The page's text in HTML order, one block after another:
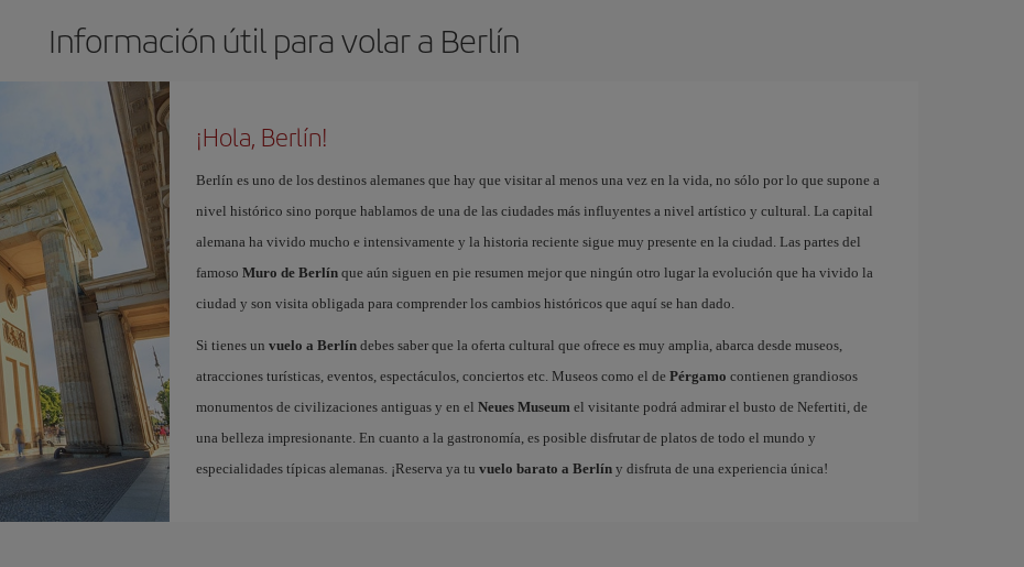
Información útil para volar a Berlín
¡Hola, Berlín!
Berlín es uno de los destinos alemanes que hay que visitar al menos una vez en la vida, no sólo por lo que supone a
nivel histórico sino porque hablamos de una de las ciudades más influyentes a nivel artístico y cultural. La capital
alemana ha vivido mucho e intensivamente y la historia reciente sigue muy presente en la ciudad. Las partes del
famoso Muro de Berlínque aún siguen en pie resumen mejor que ningún otro lugar la evolución que ha vivido la
ciudad y son visita obligada para comprender los cambios históricos que aquí se han dado.
Si tienes un vuelo a Berlíndebes saber que la oferta cultural que ofrece es muy amplia, abarca desde museos,
atracciones turísticas, eventos, espectáculos, conciertos etc. Museos como el de Pérgamo contienen grandiosos
monumentos de civilizaciones antiguas y en el Neues Museumel visitante podrá admirar el busto de Nefertiti, de
una belleza impresionante. En cuanto a la gastronomía, es posible disfrutar de platos de todo el mundo y
especialidades típicas alemanas. ¡Reserva ya tu vuelo barato a Berlíny disfruta de una experiencia única!